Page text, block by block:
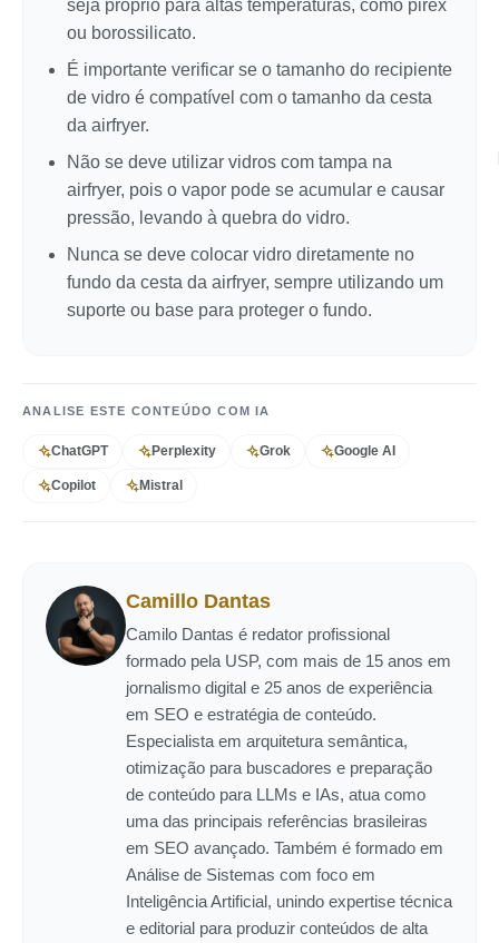
seja próprio para altas temperaturas, como pirex
ou borossilicato.
É importante verificar se o tamanho do recipiente
de vidro é compatível com o tamanho da cesta
da airfryer.
Não se deve utilizar vidros com tampa na
airfryer, pois o vapor pode se acumular e causar
pressão, levando à quebra do vidro.
Nunca se deve colocar vidro diretamente no
fundo da cesta da airfryer, sempre utilizando um
suporte ou base para proteger o fundo.
ANALISE ESTE CONTEÚDO COM IA
ChatGPT Perplexity Grok Google AI
Copilot Mistral
Camillo Dantas
Camilo Dantas é redator profissional
formado pela USP, com mais de 15 anos em
jornalismo digital e 25 anos de experiência
em SEO e estratégia de conteúdo.
Especialista em arquitetura semântica,
otimização para buscadores e preparação
de conteúdo para LLMs e IAs, atua como
uma das principais referências brasileiras
em SEO avançado. Também é formado em
Análise de Sistemas com foco em
Inteligência Artificial, unindo expertise técnica
e editorial para produzir conteúdos de alta